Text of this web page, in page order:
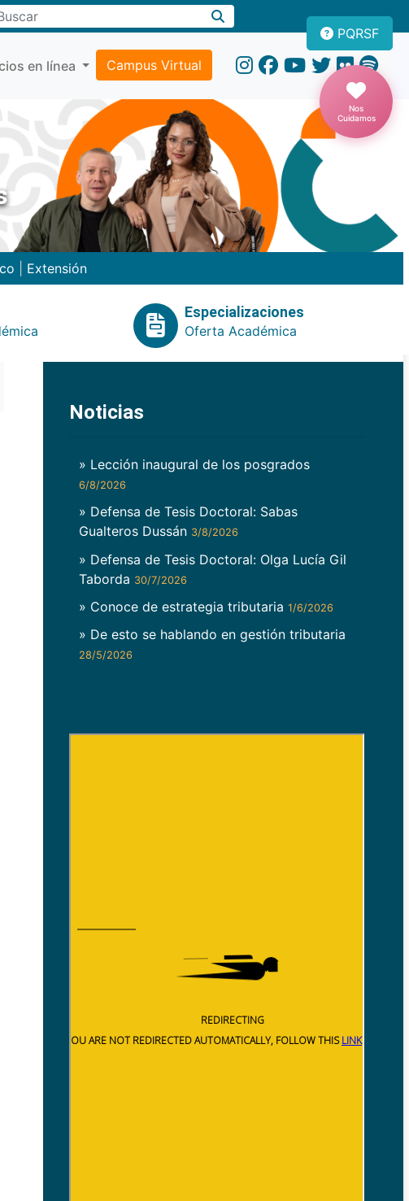
en línea Campus Virtual
PQRSF
Nos
Cuidamos
Extensión
Especializaciones
Oferta Académica
Noticias
» Lección inaugural de los posgrados
6/8/2026
» Defensa de Tesis Doctoral: Sabas
Gualteros Dussán 3/8/2026
» Defensa de Tesis Doctoral: Olga Lucía Gil
Taborda 30/7/2026
» Conoce de estrategia tributaria 1/6/2026
» De esto se hablando en gestión tributaria
28/5/2026